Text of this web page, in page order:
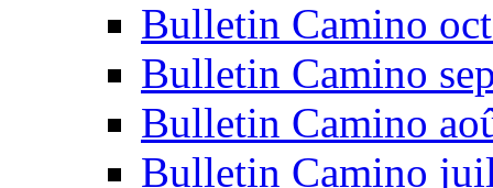
Bulletin Camino
Bulletin Camino
Bulletin Camino
Bulletin Camino